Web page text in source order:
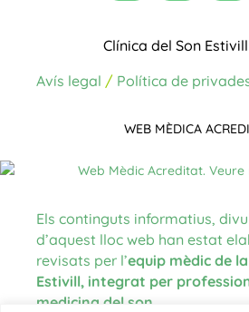
Clínica del Son
Avís legal / Política de
WEB MÈDICA
Els continguts informatius,
d’aquest lloc web han estat
revisats per l’equip mèdic de
Estivill, integrat per
medicina del son